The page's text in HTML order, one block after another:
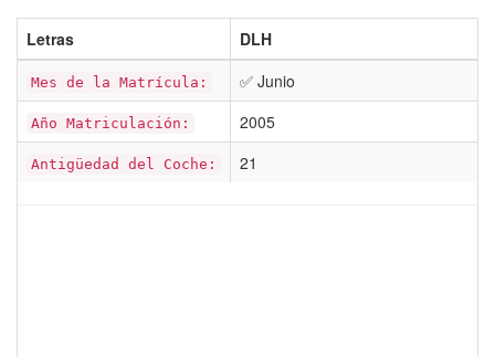
Letras DLH
Mes de la Matrícula: ✅ Junio
Año Matriculación: 2005
Antigüedad del Coche: 21